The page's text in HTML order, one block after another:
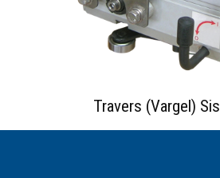
Travers (Vargel)